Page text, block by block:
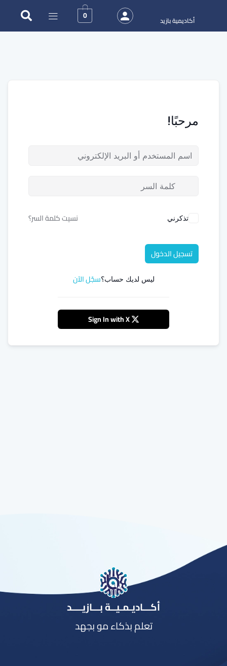
أكاديمية بازيد 0
مرحبًا!
تذكرني نسيت كلمة السر؟
تسجيل الدخول
ليس لديك حساب؟سجّل الآن
Sign In with X
أكـــاديـمـيــة بـــازيــــد
تعلم بذكاء مو بجهد